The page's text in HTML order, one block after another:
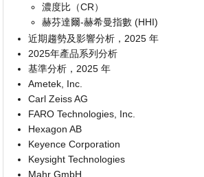
濃度比（CR）
赫芬達爾-赫希曼指數 (HHI)
近期趨勢及影響分析，2025 年
2025年產品系列分析
基準分析，2025 年
Ametek, Inc.
Carl Zeiss AG
FARO Technologies, Inc.
Hexagon AB
Keyence Corporation
Keysight Technologies
Mahr GmbH